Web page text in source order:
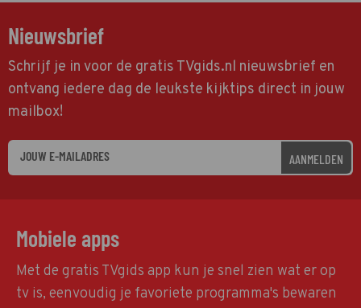
Nieuwsbrief
Schrijf je in voor de gratis TVgids.nl nieuwsbrief en
ontvang iedere dag de leukste kijktips direct in jouw
mailbox!
AANMELDEN
Mobiele apps
Met de gratis TVgids app kun je snel zien wat er op
tv is, eenvoudig je favoriete programma's bewaren